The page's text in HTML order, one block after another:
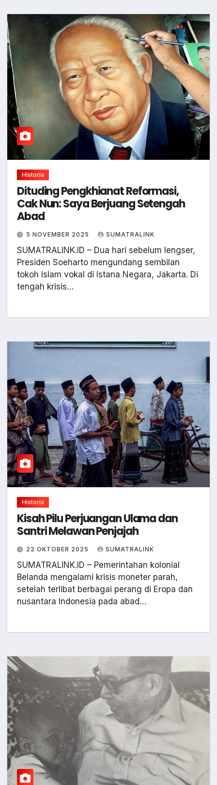
Historia
Dituding Pengkhianat Reformasi,
Cak Nun: Saya Berjuang Setengah
Abad
5 NOVEMBER 2025 SUMATRALINK
SUMATRALINK.ID – Dua hari sebelum lengser,
Presiden Soeharto mengundang sembilan
tokoh Islam vokal di Istana Negara, Jakarta. Di
tengah krisis…
Historia
Kisah Pilu Perjuangan Ulama dan
Santri Melawan Penjajah
22 OKTOBER 2025 SUMATRALINK
SUMATRALINK.ID – Pemerintahan kolonial
Belanda mengalami krisis moneter parah,
setelah terlibat berbagai perang di Eropa dan
nusantara Indonesia pada abad…